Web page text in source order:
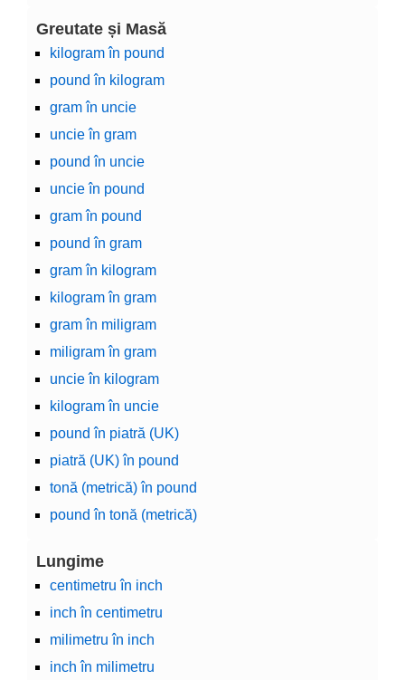
Greutate și Masă
kilogram în pound
pound în kilogram
gram în uncie
uncie în gram
pound în uncie
uncie în pound
gram în pound
pound în gram
gram în kilogram
kilogram în gram
gram în miligram
miligram în gram
uncie în kilogram
kilogram în uncie
pound în piatră (UK)
piatră (UK) în pound
tonă (metrică) în pound
pound în tonă (metrică)
Lungime
centimetru în inch
inch în centimetru
milimetru în inch
inch în milimetru